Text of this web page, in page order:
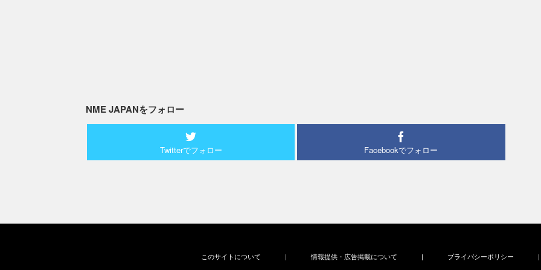
NME JAPANをフォロー
Twitterでフォロー Facebookでフォロー
このサイトについて | 情報提供・広告掲載について | プライバシーポリシー |